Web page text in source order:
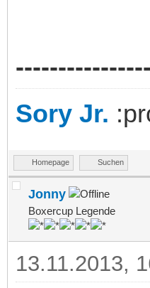
Sory Jr.
Homepage Suchen
Jonny
Boxercup Legende
13.11.2013,